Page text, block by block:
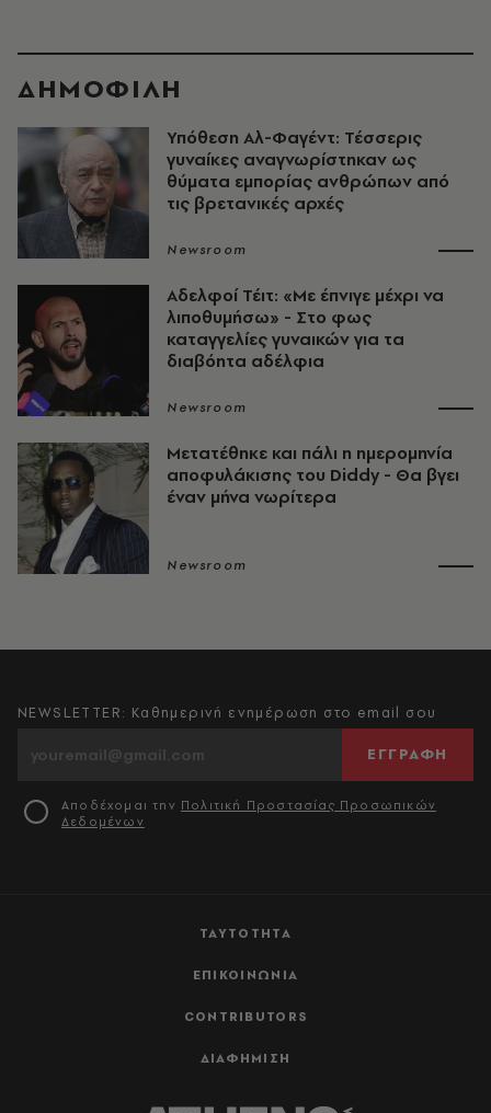
ΔΗΜΟΦΙΛΗ
Υπόθεση Αλ-Φαγέντ: Τέσσερις
γυναίκες αναγνωρίστηκαν ως
θύματα εμπορίας ανθρώπων από
τις βρετανικές αρχές
Newsroom
Αδελφοί Τέιτ: «Με έπνιγε μέχρι να
λιποθυμήσω» - Στο φως
καταγγελίες γυναικών για τα
διαβόητα αδέλφια
Newsroom
Μετατέθηκε και πάλι η ημερομηνία
αποφυλάκισης του Diddy - Θα βγει
έναν μήνα νωρίτερα
Newsroom
ΤΑΥΤΟΤΗΤΑ
ΕΠΙΚΟΙΝΩΝΙΑ
CONTRIBUTORS
ΔΙΑΦΗΜΙΣΗ
NEWSLETTER: Καθημερινή ενημέρωση στο email σου
ΕΓΓΡΑΦΗ
Αποδέχομαι την Πολιτική Προστασίας Προσωπικών
Δεδομένων